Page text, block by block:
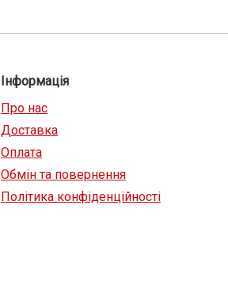
Інформація
Про нас
Доставка
Оплата
Обмін та повернення
Політика конфіденційності